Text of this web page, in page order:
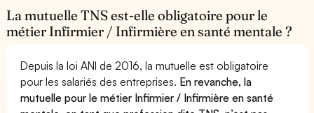
La mutuelle TNS est-elle obligatoire pour le
métier Infirmier / Infirmière en santé mentale ?
Depuis la loi ANI de 2016, la mutuelle est obligatoire
pour les salariés des entreprises. En revanche, la
mutuelle pour le métier Infirmier / Infirmière en santé